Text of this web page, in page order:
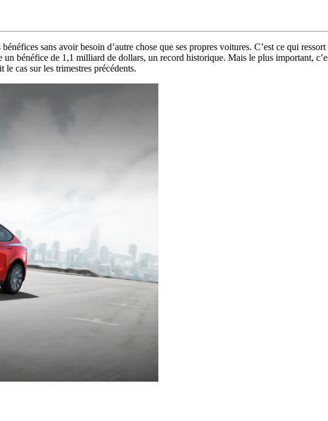
sans avoir besoin d’autre chose que ses propres voitures. C’est ce qui
bénéfice de 1,1 milliard de dollars, un record historique. Mais le plus important,
cas sur les trimestres précédents.